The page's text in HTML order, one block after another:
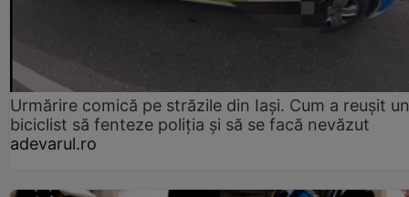
Urmărire comică pe străzile din Iași. Cum a reușit un
biciclist să fenteze poliția și să se facă nevăzut
adevarul.ro